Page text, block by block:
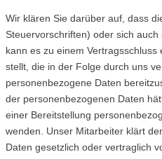
Wir klären Sie darüber auf, dass
Steuervorschriften) oder sich
kann es zu einem
stellt, die in der Folge durch uns
personenbezogene Daten
der personenbezogenen Daten
einer Bereitstellung
wenden. Unser Mitarbeiter klärt
Daten gesetzlich oder vertraglich